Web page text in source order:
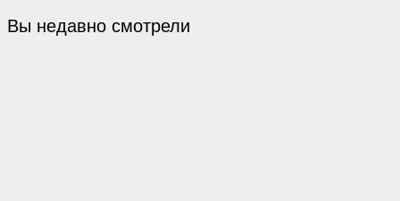
Вы недавно смотрели